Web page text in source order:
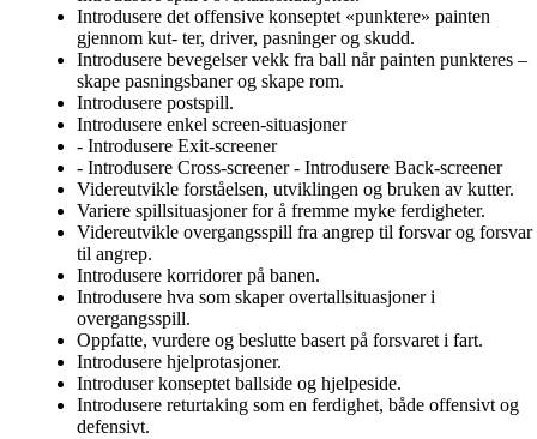
Introdusere det offensive konseptet «punktere» painten
gjennom kut- ter, driver, pasninger og skudd.
Introdusere bevegelser vekk fra ball når painten punkteres –
skape pasningsbaner og skape rom.
Introdusere postspill.
Introdusere enkel screen-situasjoner
- Introdusere Exit-screener
- Introdusere Cross-screener - Introdusere Back-screener
Videreutvikle forståelsen, utviklingen og bruken av kutter.
Variere spillsituasjoner for å fremme myke ferdigheter.
Videreutvikle overgangsspill fra angrep til forsvar og forsvar
til angrep.
Introdusere korridorer på banen.
Introdusere hva som skaper overtallsituasjoner i
overgangsspill.
Oppfatte, vurdere og beslutte basert på forsvaret i fart.
Introdusere hjelprotasjoner.
Introduser konseptet ballside og hjelpeside.
Introdusere returtaking som en ferdighet, både offensivt og
defensivt.